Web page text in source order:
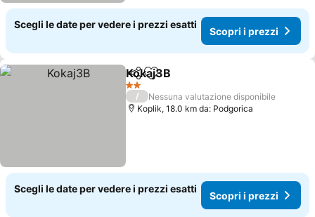
Scegli le date per vedere i prezzi esatti
Scopri i prezzi
CondividiAggiungi ai preferiti
Kokaj3B
2 Stelle
/
Nessuna valutazione disponibile
Koplik, 18.0 km da: Podgorica
Scegli le date per vedere i prezzi esatti
Scopri i prezzi